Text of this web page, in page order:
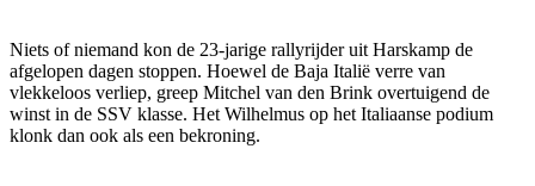
Niets of niemand kon de 23-jarige rallyrijder uit Harskamp de
afgelopen dagen stoppen. Hoewel de Baja Italië verre van
vlekkeloos verliep, greep Mitchel van den Brink overtuigend de
winst in de SSV klasse. Het Wilhelmus op het Italiaanse podium
klonk dan ook als een bekroning.